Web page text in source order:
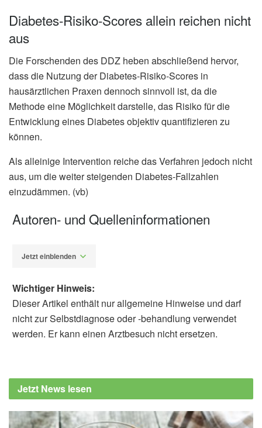
Diabetes-Risiko-Scores allein reichen nicht
aus
Die Forschenden des DDZ heben abschließend hervor,
dass die Nutzung der Diabetes-Risiko-Scores in
hausärztlichen Praxen dennoch sinnvoll ist, da die
Methode eine Möglichkeit darstelle, das Risiko für die
Entwicklung eines Diabetes objektiv quantifizieren zu
können.
Als alleinige Intervention reiche das Verfahren jedoch nicht
aus, um die weiter steigenden Diabetes-Fallzahlen
einzudämmen. (vb)
Autoren- und Quelleninformationen
Jetzt einblenden
Tamayo, et al.: Impact of applying a diabetes
risk score in primary care on change in
randomised trial; in: Acta Diabetologica
Wichtiger Hinweis:
Dieser Artikel enthält nur allgemeine Hinweise und darf
nicht zur Selbstdiagnose oder -behandlung verwendet
werden. Er kann einen Arztbesuch nicht ersetzen.
Jetzt News lesen